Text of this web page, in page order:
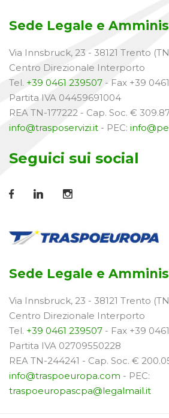
Sede Legale e
Via Innsbruck, 23 - 38121 Trento
Centro Direzionale Interporto
Tel. +39 0461 239507 - Fax +39
Partita IVA 04459691004
REA TN-177222 - Cap. Soc. €
info@trasposervizi.it - PEC:
Seguici sui social
Sede Legale e
Via Innsbruck, 23 - 38121 Trento
Centro Direzionale Interporto
Tel. +39 0461 239507 - Fax +39
Partita IVA 02709550228
REA TN-244241 - Cap. Soc. €
info@traspoeuropa.com - PEC:
traspoeuropascpa@legalmail.it